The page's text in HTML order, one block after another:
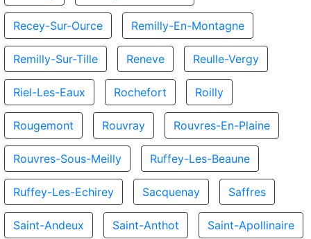
Recey-Sur-Ource Remilly-En-Montagne
Remilly-Sur-Tille Reneve Reulle-Vergy
Riel-Les-Eaux Rochefort Roilly
Rougemont Rouvray Rouvres-En-Plaine
Rouvres-Sous-Meilly Ruffey-Les-Beaune
Ruffey-Les-Echirey Sacquenay Saffres
Saint-Andeux Saint-Anthot Saint-Apollinaire